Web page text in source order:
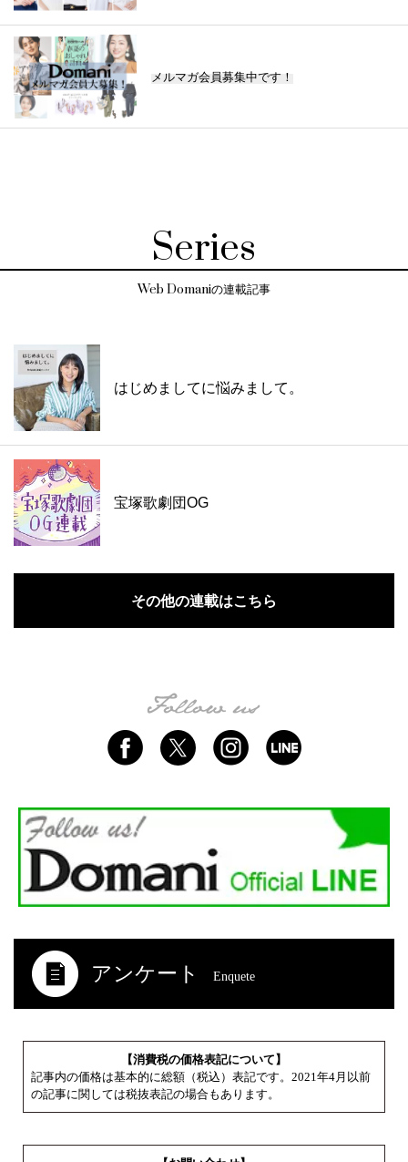
メルマガ会員募集中です！
Series
Web Domaniの連載記事
はじめましてに悩みまして。
宝塚歌劇団OG
その他の連載はこちら
アンケート Enquete
【消費税の価格表記について】
記事内の価格は基本的に総額（税込）表記です。2021年4月以前
の記事に関しては税抜表記の場合もあります。